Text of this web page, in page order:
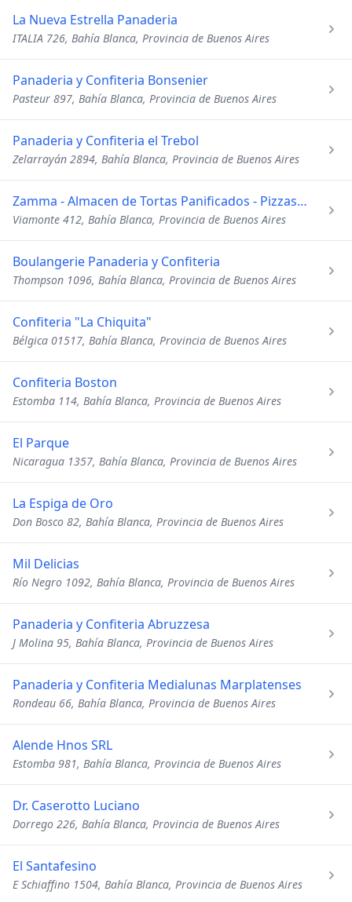
La Nueva Estrella Panaderia
ITALIA 726, Bahía Blanca, Provincia de Buenos Aires
Panaderia y Confiteria Bonsenier
Pasteur 897, Bahía Blanca, Provincia de Buenos Aires
Panaderia y Confiteria el Trebol
Zelarrayán 2894, Bahía Blanca, Provincia de Buenos Aires
Zamma - Almacen de Tortas Panificados - Pizzas - Empanadas
Viamonte 412, Bahía Blanca, Provincia de Buenos Aires
Boulangerie Panaderia y Confiteria
Thompson 1096, Bahía Blanca, Provincia de Buenos Aires
Confiteria "La Chiquita"
Bélgica 01517, Bahía Blanca, Provincia de Buenos Aires
Confiteria Boston
Estomba 114, Bahía Blanca, Provincia de Buenos Aires
El Parque
Nicaragua 1357, Bahía Blanca, Provincia de Buenos Aires
La Espiga de Oro
Don Bosco 82, Bahía Blanca, Provincia de Buenos Aires
Mil Delicias
Río Negro 1092, Bahía Blanca, Provincia de Buenos Aires
Panaderia y Confiteria Abruzzesa
J Molina 95, Bahía Blanca, Provincia de Buenos Aires
Panaderia y Confiteria Medialunas Marplatenses
Rondeau 66, Bahía Blanca, Provincia de Buenos Aires
Alende Hnos SRL
Estomba 981, Bahía Blanca, Provincia de Buenos Aires
Dr. Caserotto Luciano
Dorrego 226, Bahía Blanca, Provincia de Buenos Aires
El Santafesino
E Schiaffino 1504, Bahía Blanca, Provincia de Buenos Aires